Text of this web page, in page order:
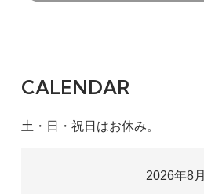
CALENDAR
土・日・祝日はお休み。
2026年8月